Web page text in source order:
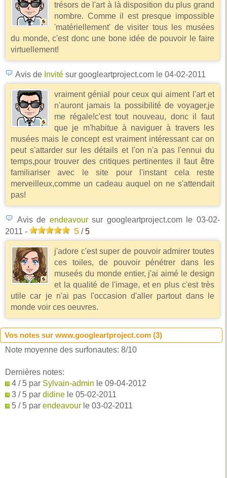
trésors de l'art à là disposition du plus grand
nombre. Comme il est presque impossible
'matériellement' de visiter tous les musées
du monde, c'est donc une bone idée de pouvoir le faire
virtuellement!
Avis de Invité sur googleartproject.com le 04-02-2011
vraiment génial pour ceux qui aiment l'art et
n'auront jamais la possibilité de voyager,je
me régale!c'est tout nouveau, donc il faut
que je m'habitue à naviguer à travers les
musées mais le concept est vraiment intéressant car on
peut s'attarder sur les détails et l'on n'a pas l'ennui du
temps,pour trouver des critiques pertinentes il faut être
familiariser avec le site pour l'instant cela reste
merveilleux,comme un cadeau auquel on ne s'attendait
pas!
Avis de endeavoursur googleartproject.comle 03-02-
2011 - 5 /5
j'adore c'est super de pouvoir admirer toutes
ces toiles, de pouvoir pénétrer dans les
museés du monde entier, j'ai aimé le design
et la qualité de l'image, et en plus c'est très
utile car je n'ai pas l'occasion d'aller partout dans le
monde voir ces oeuvres.
Vos notes sur www.googleartproject.com (3)
Note moyenne des surfonautes: 8/10
Dernières notes:
4 / 5 par Sylvain-admin le 09-04-2012
3 / 5 par didine le 05-02-2011
5 / 5 par endeavour le 03-02-2011